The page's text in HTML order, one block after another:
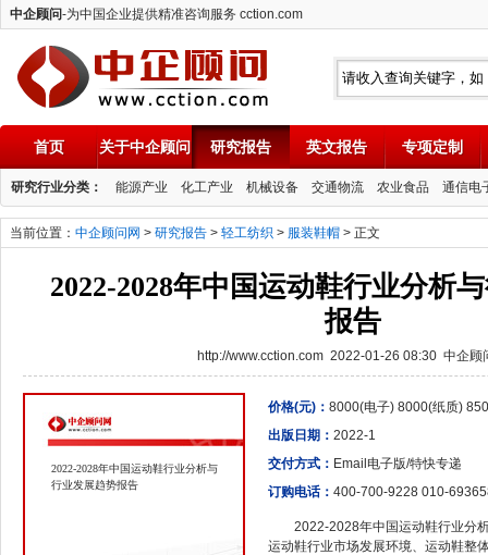
中企顾问-为中国企业提供精准咨询服务 cction.com
中企顾问
首页 关于中企顾问 研究报告 英文报告 专项定制
研究行业分类： 能源产业 化工产业 机械设备 交通物流 农业食品 通信电
当前位置： 中企顾问网 > 研究报告 > 轻工纺织 > 服装鞋帽 > 正文
2022-2028年中国运动鞋行业分析
报告
http://www.cction.com 2022-01-26 08:30 中企顾
2022-2028年中国运动鞋行业分析与
行业发展趋势报告
价格(元)： 8000(电子) 8000(纸质)
出版日期： 2022-1
交付方式： Email电子版/特快专递
订购电话： 400-700-9228 010-
2022-2028年中国运动鞋行业分
运动鞋行业市场发展环境、运动鞋整